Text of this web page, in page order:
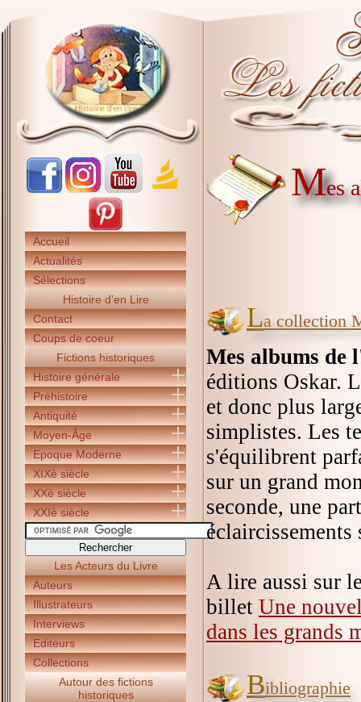
Accueil
Actualités
Sélections
Histoire d'en Lire
Contact
Coups de coeur
Fictions historiques
Histoire générale
Préhistoire
Antiquité
Moyen-Âge
Epoque Moderne
XIXè siècle
XXè siècle
XXIè siècle
Les Acteurs du Livre
Auteurs
Illustrateurs
Interviews
Editeurs
Collections
Autour des fictions
historiques
Mes
La collection
Mes albums de
éditions Oskar.
et donc plus
simplistes. Les
s'équilibrent
sur un grand
seconde, une
éclaircissements
A lire aussi sur
billet Une
dans les grands
Bibliographie